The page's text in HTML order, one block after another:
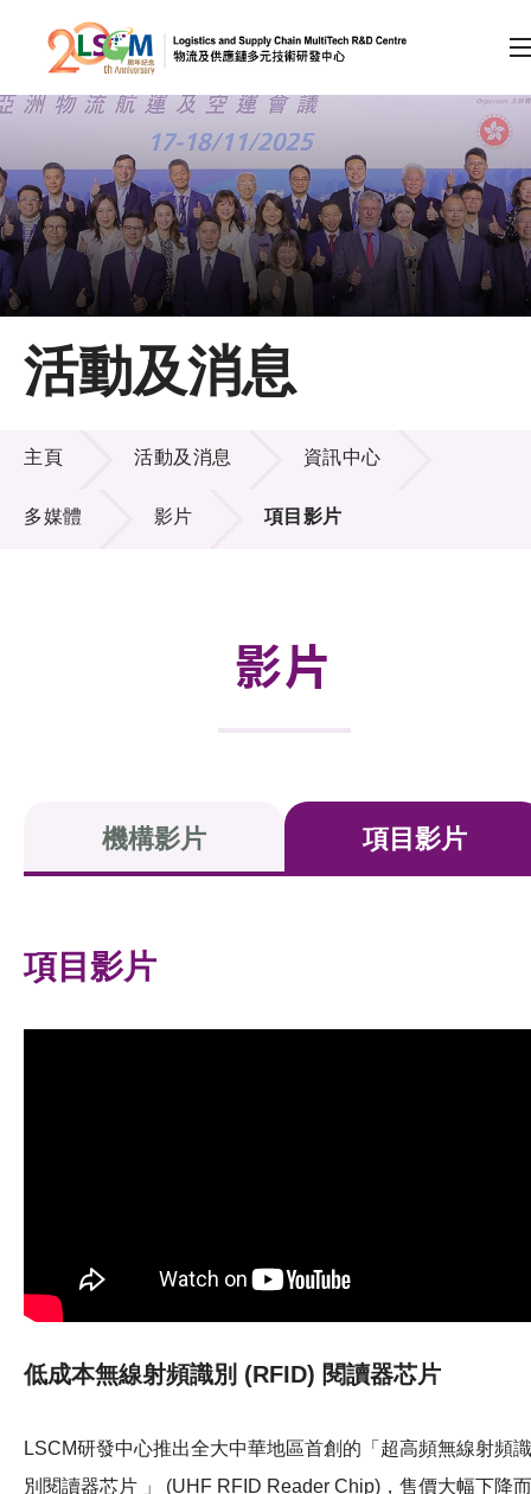
跳到內容（按回車鍵）
會員登入
A A EN 繁 简
主頁
關於LSCM
技術商品化
項目及資助計劃
活動及消息
科技分享
活動及消息
活動及消息
主頁 活動及消息 資訊中心
多媒體 影片 項目影片
影片
機構影片 項目影片
項目影片
低成本無線射頻識別 (RFID) 閱讀器芯片
LSCM研發中心推出全大中華地區首創的「超高頻無線射頻識
別閱讀器芯片 」 (UHF RFID Reader Chip)，售價大幅下降而